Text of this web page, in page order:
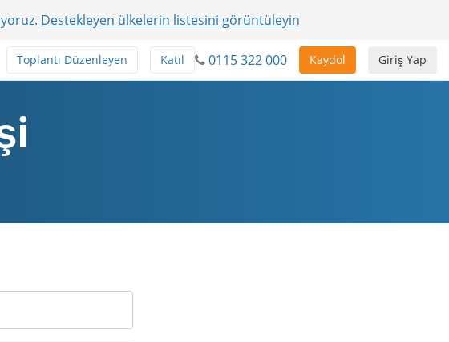
Destekleyen ülkelerin listesini görüntüleyin
Giriş Yap
Kaydol
0115 322 000
Katıl
Toplantı Düzenleyen